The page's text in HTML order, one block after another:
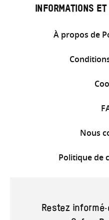
INFORMATIONS
À propos de
Nous
Politique de
Restez